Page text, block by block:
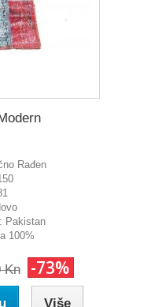
Rađen
Pakistan
100%
Kn -73%
Više